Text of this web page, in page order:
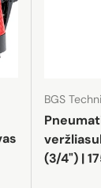
BGS
(3/4") |